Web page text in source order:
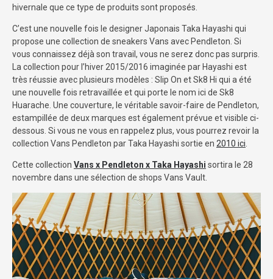
hivernale que ce type de produits sont proposés.
C’est une nouvelle fois le designer Japonais Taka Hayashi qui
propose une collection de sneakers Vans avec Pendleton. Si
vous connaissez déjà son travail, vous ne serez donc pas surpris.
La collection pour l’hiver 2015/2016 imaginée par Hayashi est
très réussie avec plusieurs modèles : Slip On et Sk8 Hi qui a été
une nouvelle fois retravaillée et qui porte le nom ici de Sk8
Huarache. Une couverture, le véritable savoir-faire de Pendleton,
estampillée de deux marques est également prévue et visible ci-
dessous. Si vous ne vous en rappelez plus, vous pourrez revoir la
collection Vans Pendleton par Taka Hayashi sortie en 2010 ici
Cette collection Vans x Pendleton x Taka Hayashi sortira le 28
novembre dans une sélection de shops Vans Vault.